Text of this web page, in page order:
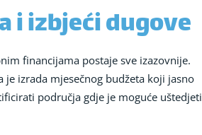
i izbjeći dugove
financijama postaje sve izazovnije.
izrada mjesečnog budžeta koji jasno
područja gdje je moguće uštedjeti